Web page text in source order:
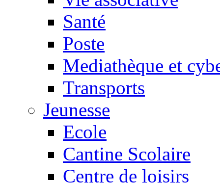
Santé
Poste
Mediathèque et
Transports
Jeunesse
Ecole
Cantine Scolaire
Centre de loisirs